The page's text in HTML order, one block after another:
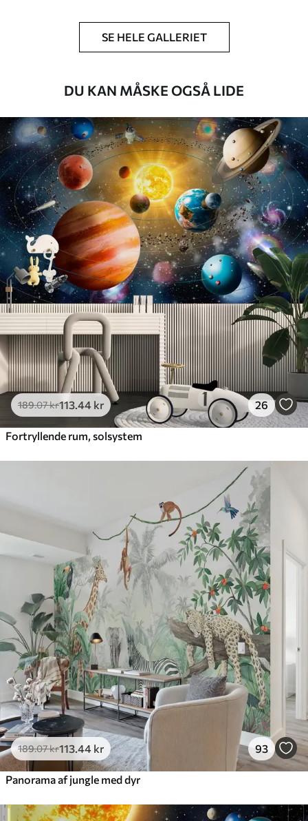
SE HELE GALLERIET
DU KAN MÅSKE OGSÅ LIDE
189.07kr113 .44 kr 26
Fortryllende rum, solsystem
189.07kr113 .44 kr 93
Panorama af jungle med dyr